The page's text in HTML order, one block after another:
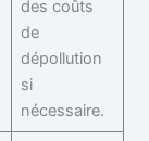
des coûts
de
dépollution
si
nécessaire.